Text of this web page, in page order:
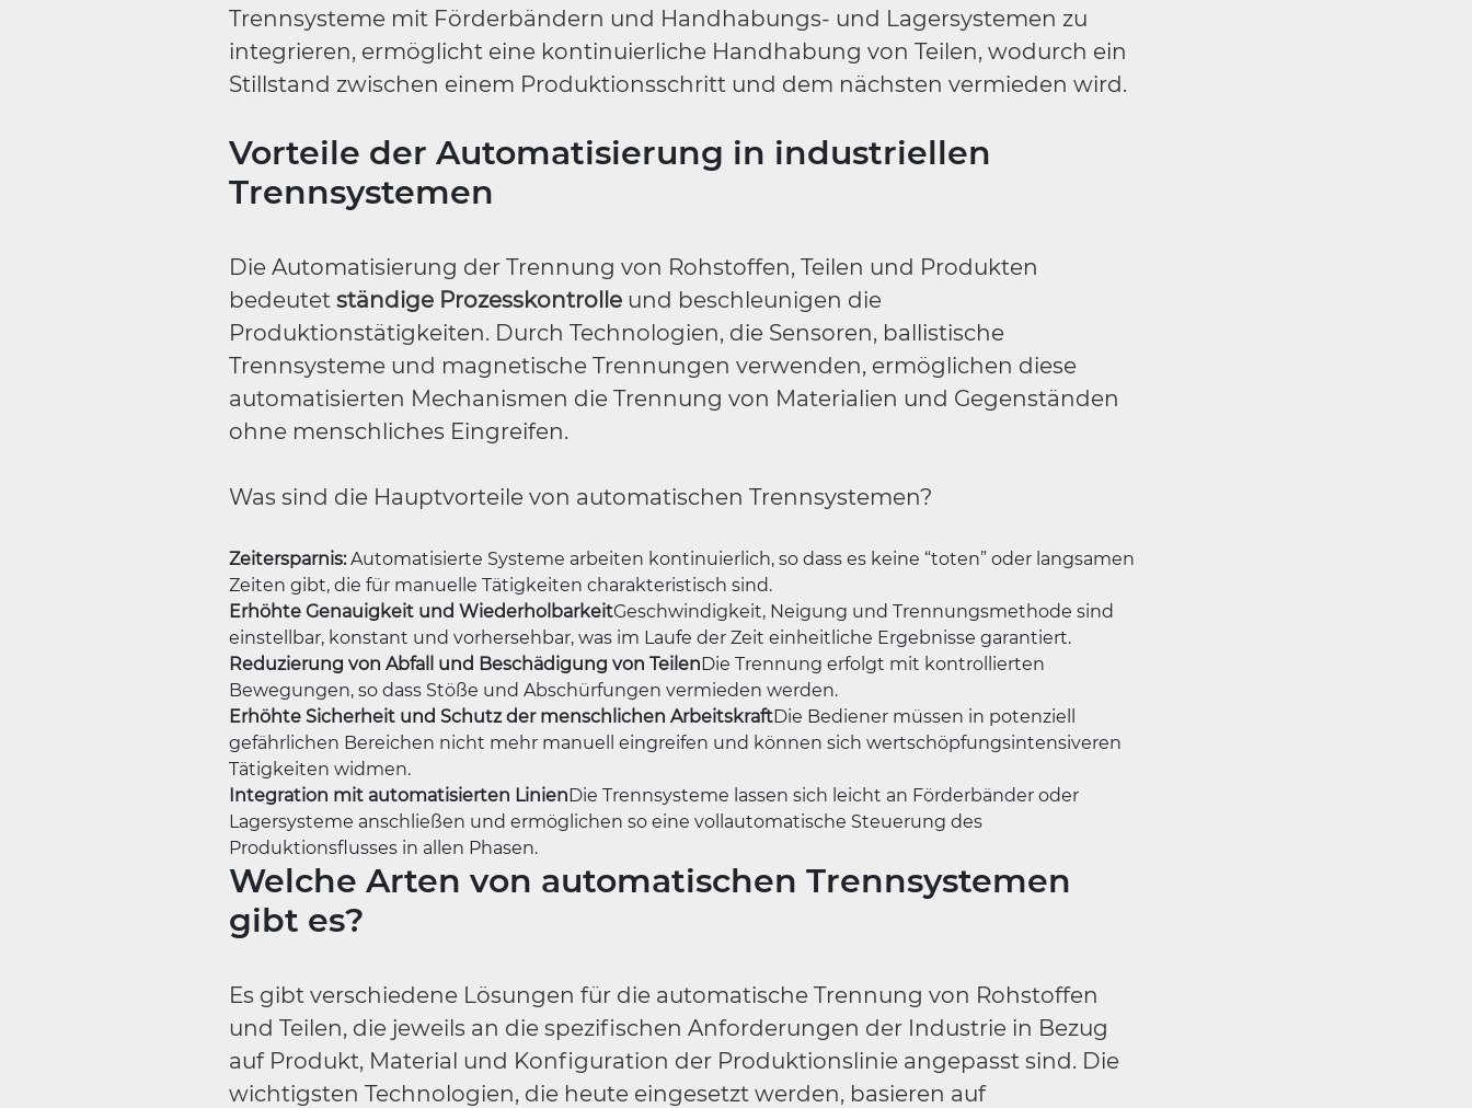
Trennsysteme mit Förderbändern und Handhabungs- und Lagersystemen zu
integrieren, ermöglicht eine kontinuierliche Handhabung von Teilen, wodurch ein
Stillstand zwischen einem Produktionsschritt und dem nächsten vermieden wird.
Vorteile der Automatisierung in industriellen
Trennsystemen
Die Automatisierung der Trennung von Rohstoffen, Teilen und Produkten
bedeutet ständige Prozesskontrolle und beschleunigen die
Produktionstätigkeiten. Durch Technologien, die Sensoren, ballistische
Trennsysteme und magnetische Trennungen verwenden, ermöglichen diese
automatisierten Mechanismen die Trennung von Materialien und Gegenständen
ohne menschliches Eingreifen.
Was sind die Hauptvorteile von automatischen Trennsystemen?
Zeitersparnis:Automatisierte Systeme arbeiten kontinuierlich, so dass es keine “toten” oder langsamen
Zeiten gibt, die für manuelle Tätigkeiten charakteristisch sind.
Erhöhte Genauigkeit und WiederholbarkeitGeschwindigkeit, Neigung und Trennungsmethode sind
einstellbar, konstant und vorhersehbar, was im Laufe der Zeit einheitliche Ergebnisse garantiert.
Reduzierung von Abfall und Beschädigung von TeilenDie Trennung erfolgt mit kontrollierten
Bewegungen, so dass Stöße und Abschürfungen vermieden werden.
Erhöhte Sicherheit und Schutz der menschlichen ArbeitskraftDie Bediener müssen in potenziell
gefährlichen Bereichen nicht mehr manuell eingreifen und können sich wertschöpfungsintensiveren
Tätigkeiten widmen.
Integration mit automatisierten LinienDie Trennsysteme lassen sich leicht an Förderbänder oder
Lagersysteme anschließen und ermöglichen so eine vollautomatische Steuerung des
Produktionsflusses in allen Phasen.
Welche Arten von automatischen Trennsystemen
gibt es?
Es gibt verschiedene Lösungen für die automatische Trennung von Rohstoffen
und Teilen, die jeweils an die spezifischen Anforderungen der Industrie in Bezug
auf Produkt, Material und Konfiguration der Produktionslinie angepasst sind. Die
wichtigsten Technologien, die heute eingesetzt werden, basieren auf